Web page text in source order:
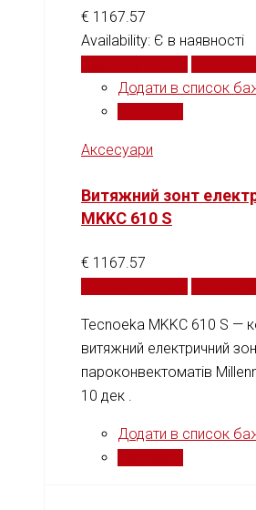
€ 1167.57
Availability: Є в наявності
Додати в список
Аксесуари
Витяжний зонт
MKKC 610 S
€ 1167.57
Tecnoeka MKKC 610 S —
витяжний електричний
пароконвектоматів
10 дек .
Додати в список